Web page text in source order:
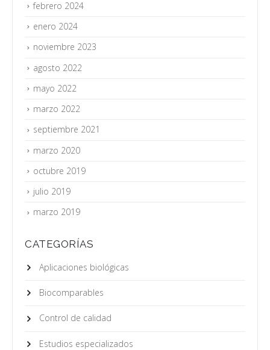
febrero 2024
enero 2024
noviembre 2023
agosto 2022
mayo 2022
marzo 2022
septiembre 2021
marzo 2020
octubre 2019
julio 2019
marzo 2019
CATEGORÍAS
Aplicaciones biológicas
Biocomparables
Control de calidad
Estudios especializados